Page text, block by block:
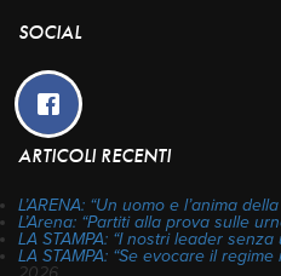
SOCIAL
ARTICOLI RECENTI
L’ARENA: “Un uomo e l’anima
L’Arena: “Partiti alla prova sulle
LA STAMPA: “I nostri leader
LA STAMPA: “Se evocare il